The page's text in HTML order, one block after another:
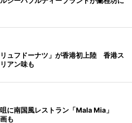
ュフドーナツ」が香港初上陸 香港ス
アン味も
に南国風レストラン「Mala Mia」
も